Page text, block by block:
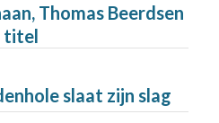
Thomas Beerdsen
titel
slaat zijn slag